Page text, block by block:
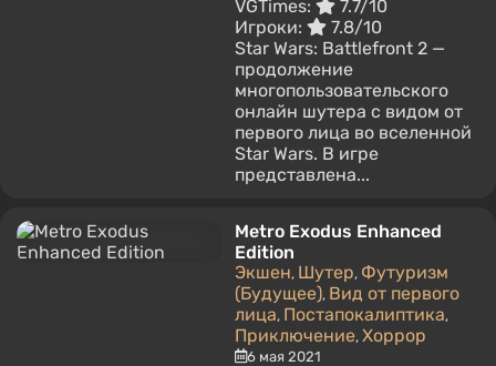
VGTimes:
7.7/10
Игроки:
7.8/10
Star Wars: Battlefront 2 —
продолжение
многопользовательского
онлайн шутера с видом от
первого лица во вселенной
Star Wars. В игре
представлена...
Metro Exodus Enhanced
Edition
Экшен, Шутер, Футуризм
(Будущее), Вид от первого
лица, Постапокалиптика,
Приключение, Хоррор
6 мая 2021